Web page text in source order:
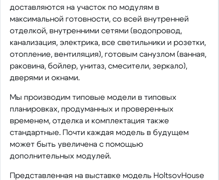
доставляются на участок по модулям в
максимальной готовности, со всей внутренней
отделкой, внутренними сетями (водопровод,
канализация, электрика, все светильники и розетки,
отопление, вентиляция), готовым санузлом (ванная,
раковина, бойлер, унитаз, смесители, зеркало),
дверями и окнами.
Мы производим типовые модели в типовых
планировках, продуманных и проверенных
временем, отделка и комплектация также
стандартные. Почти каждая модель в будущем
может быть увеличена с помощью
дополнительных модулей.
Представленная на выставке модель HoltsovHouse